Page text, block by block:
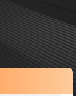
高兴为您
问题呢？